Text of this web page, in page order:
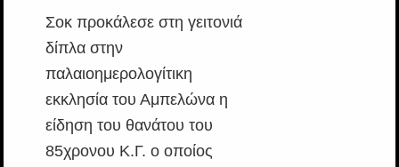
Σοκ προκάλεσε στη γειτονιά
δίπλα στην
παλαιοημερολογίτικη
εκκλησία του Αμπελώνα η
είδηση του θανάτου του
85χρονου Κ.Γ. ο οποίος